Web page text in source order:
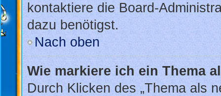
kontaktiere die Board-
dazu benötigst.
Nach oben
Wie markiere ich ein Thema
Durch Klicken des „Thema als